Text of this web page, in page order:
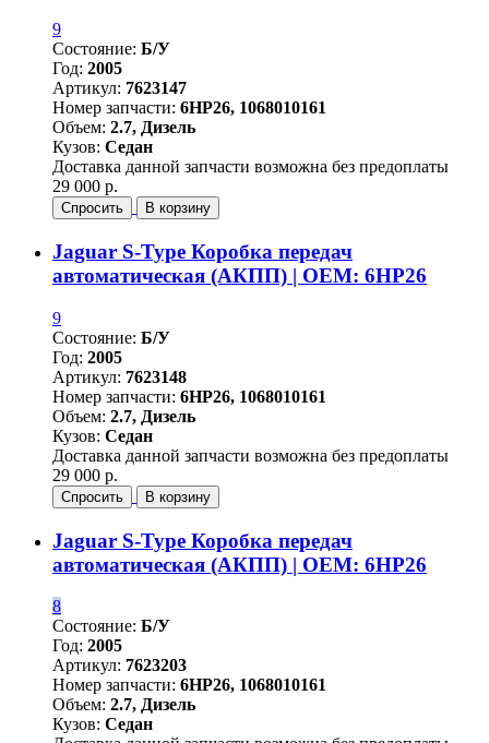
9
Состояние: Б/У
Год: 2005
Артикул: 7623147
Номер запчасти: 6HP26, 1068010161
Объем: 2.7, Дизель
Кузов: Седан
Доставка данной запчасти возможна без предоплаты
29 000 р.
Спросить В корзину
Jaguar S-Type Коробка передач
автоматическая (АКПП) | OEM: 6HP26
9
Состояние: Б/У
Год: 2005
Артикул: 7623148
Номер запчасти: 6HP26, 1068010161
Объем: 2.7, Дизель
Кузов: Седан
Доставка данной запчасти возможна без предоплаты
29 000 р.
Спросить В корзину
Jaguar S-Type Коробка передач
автоматическая (АКПП) | OEM: 6HP26
8
Состояние: Б/У
Год: 2005
Артикул: 7623203
Номер запчасти: 6HP26, 1068010161
Объем: 2.7, Дизель
Кузов: Седан